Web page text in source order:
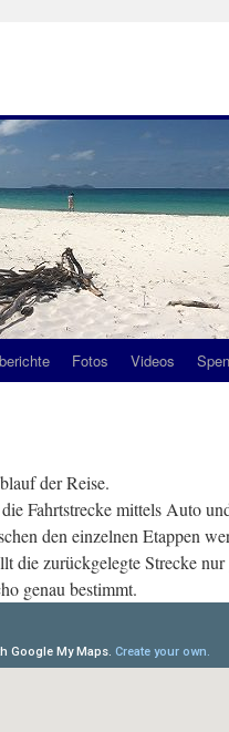
Fotos Videos
der Reise.
Fahrtstrecke mittels Auto
den einzelnen Etappen
die zurückgelegte Strecke
genau bestimmt.